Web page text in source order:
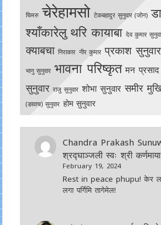
चिमरु चेरेहामसो टेकबहादुर सुनुवार (जोन)
श्याँकारेलु थरि कायाबा देव कुमार
क्याबचा निराकार नीर कुमार प्रकाश सुनुवार
भानु सुनुवार भावना परिष्कृत मन प्रसाद
सुनुवार राजु सुनुवार शोभा सुनुवार समीर
(ङावाच) सुनुवार होम सुनुवार
Chandra Prakash
श्रद्घाञ्जली स्वः श्री
February 19, 2024
Rest in peace phupu! केर
लगा पर्गिमि तागेमेल!